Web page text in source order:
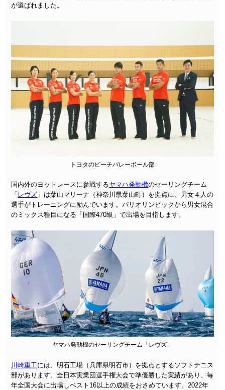
が選ばれました。
トヨタのビーチバレーボール部
国内外のヨットレースに参戦するヤマハ発動機のセーリングチーム
「 レヴズ 」は葉山マリーナ（神奈川県葉山町）を拠点に、男女４人の
選手がトレーニングに励んでいます。パリオリンピックから男女混合
のミックス種目になる「国際470級」で出場を目指します。
ヤマハ発動機のセーリングチーム「レヴズ」
川崎重工には、明石工場（兵庫県明石市）を拠点とするソフトテニス
部があります。全日本実業団選手権大会で準優勝した実績があり、毎
年全国大会に出場しベスト16以上の成績をおさめています。2022年